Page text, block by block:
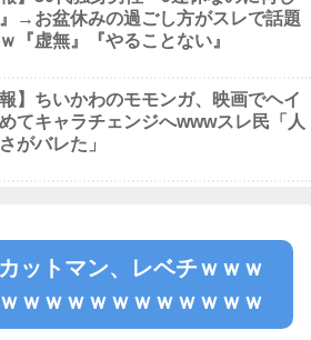
→お盆休みの過ごし方がスレで話題
『虚無』『やることない』
報】ちいかわのモモンガ、映画でヘイ
めてキャラチェンジへwwwスレ民「人
がバレた」
ットマン、レベチｗｗｗ
ｗｗｗｗｗｗｗｗｗｗｗ